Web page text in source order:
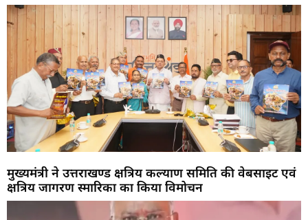
मुख्यमंत्री ने उत्तराखण्ड क्षत्रिय कल्याण समिति की वेबसाइट एवं
क्षत्रिय जागरण स्मारिका का किया विमोचन